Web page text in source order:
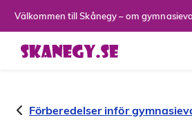
Välkommen till Skånegy – om
Förberedelser inför